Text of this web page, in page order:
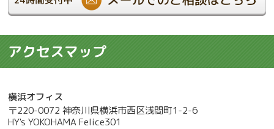
アクセスマップ
横浜オフィス
〒220-0072 神奈川県横浜市西区浅間町1-2-6
HY's YOKOHAMA Felice301